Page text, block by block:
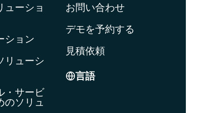
ューショ
ション
リューシ
・サービ
のソリュ
お問い合わせ
デモを予約する
見積依頼
言語